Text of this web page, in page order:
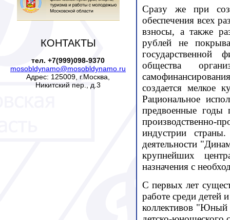
КОНТАКТЫ
тел. +7(999)098-9370
mosobldynamo@mosobldynamo.ru
Адрес: 125009, г.Москва,
Никитский пер., д.3
Сразу же при
обеспечения всех
взносы, а также
рублей не
государственной
общества
создается мелкое
Рациональное
предвоенные годы
производственно-
индустрии
деятельности
крупнейших
назначения с
С первых лет
работе среди детей
коллективов "Юный